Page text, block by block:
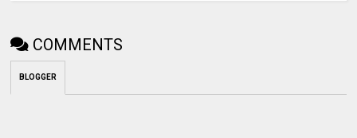
COMMENTS
BLOGGER